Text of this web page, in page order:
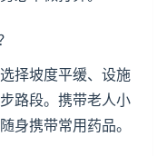
择坡度平缓、设施
路段。携带老人小
身携带常用药品。